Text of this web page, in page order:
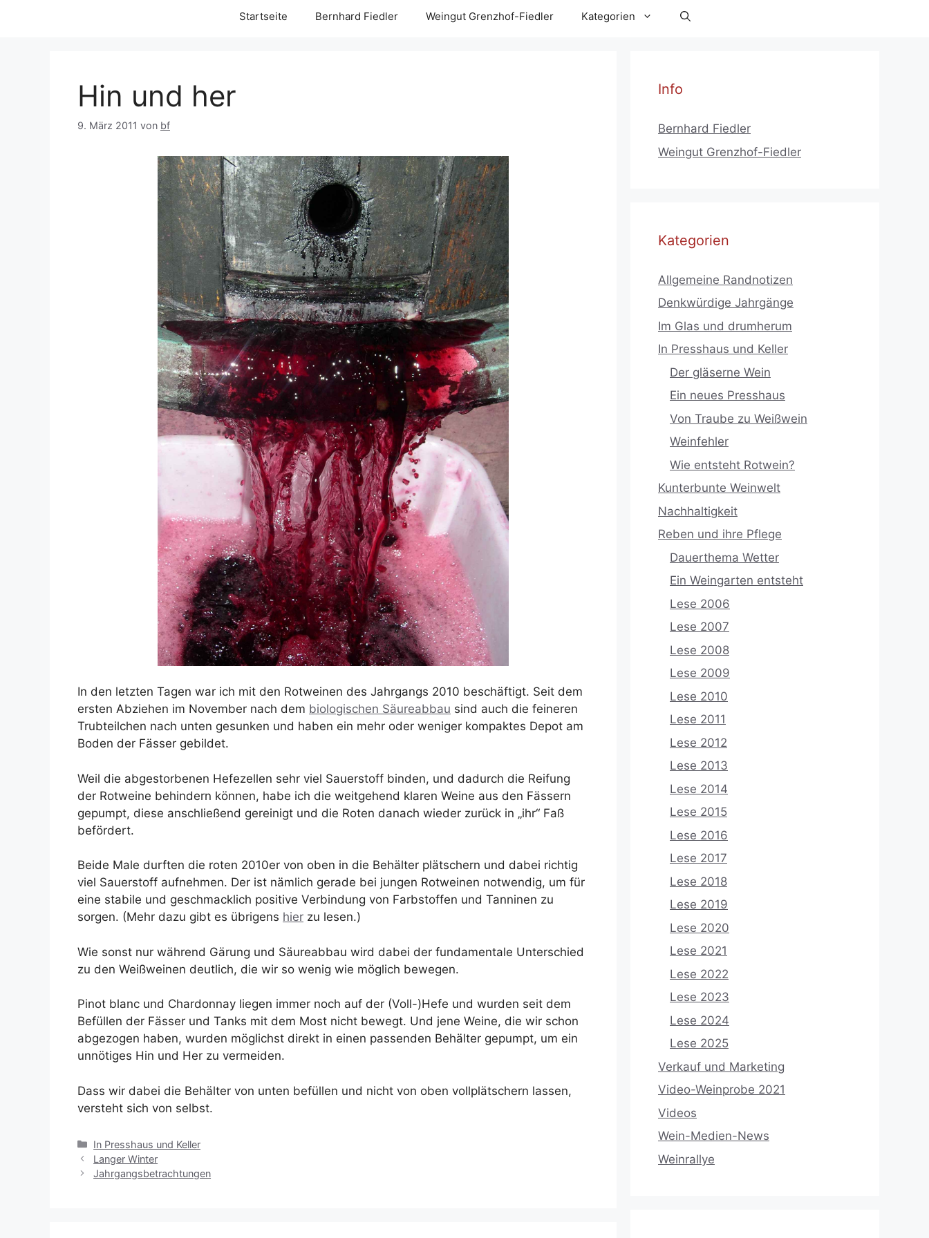
Startseite Bernhard Fiedler Weingut Grenzhof-Fiedler Kategorien
Hin und her
9. März 2011 von bf
In den letzten Tagen war ich mit den Rotweinen des Jahrgangs 2010 beschäftigt. Seit dem
ersten Abziehen im November nach dem biologischen Säureabbau sind auch die feineren
Trubteilchen nach unten gesunken und haben ein mehr oder weniger kompaktes Depot am
Boden der Fässer gebildet.
Weil die abgestorbenen Hefezellen sehr viel Sauerstoff binden, und dadurch die Reifung
der Rotweine behindern können, habe ich die weitgehend klaren Weine aus den Fässern
gepumpt, diese anschließend gereinigt und die Roten danach wieder zurück in „ihr“ Faß
befördert.
Beide Male durften die roten 2010er von oben in die Behälter plätschern und dabei richtig
viel Sauerstoff aufnehmen. Der ist nämlich gerade bei jungen Rotweinen notwendig, um für
eine stabile und geschmacklich positive Verbindung von Farbstoffen und Tanninen zu
sorgen. (Mehr dazu gibt es übrigens hier zu lesen.)
Wie sonst nur während Gärung und Säureabbau wird dabei der fundamentale Unterschied
zu den Weißweinen deutlich, die wir so wenig wie möglich bewegen.
Pinot blanc und Chardonnay liegen immer noch auf der (Voll-)Hefe und wurden seit dem
Befüllen der Fässer und Tanks mit dem Most nicht bewegt. Und jene Weine, die wir schon
abgezogen haben, wurden möglichst direkt in einen passenden Behälter gepumpt, um ein
unnötiges Hin und Her zu vermeiden.
Dass wir dabei die Behälter von unten befüllen und nicht von oben vollplätschern lassen,
versteht sich von selbst.
Kategorien
In Presshaus und Keller
Langer Winter
Jahrgangsbetrachtungen
Info
Bernhard Fiedler
Weingut Grenzhof-Fiedler
Kategorien
Allgemeine Randnotizen
Denkwürdige Jahrgänge
Im Glas und drumherum
In Presshaus und Keller
Der gläserne Wein
Ein neues Presshaus
Von Traube zu Weißwein
Weinfehler
Wie entsteht Rotwein?
Kunterbunte Weinwelt
Nachhaltigkeit
Reben und ihre Pflege
Dauerthema Wetter
Ein Weingarten entsteht
Lese 2006
Lese 2007
Lese 2008
Lese 2009
Lese 2010
Lese 2011
Lese 2012
Lese 2013
Lese 2014
Lese 2015
Lese 2016
Lese 2017
Lese 2018
Lese 2019
Lese 2020
Lese 2021
Lese 2022
Lese 2023
Lese 2024
Lese 2025
Verkauf und Marketing
Video-Weinprobe 2021
Videos
Wein-Medien-News
Weinrallye